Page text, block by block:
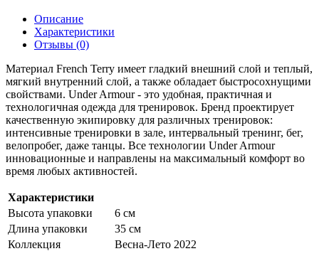
Описание
Характеристики
Отзывы (0)
Материал French Terry имеет гладкий внешний слой и теплый,
мягкий внутренний слой, а также обладает быстросохнущими
свойствами. Under Armour - это удобная, практичная и
технологичная одежда для тренировок. Бренд проектирует
качественную экипировку для различных тренировок:
интенсивные тренировки в зале, интервальный тренинг, бег,
велопробег, даже танцы. Все технологии Under Armour
инновационные и направлены на максимальный комфорт во
время любых активностей.
Характеристики
Высота упаковки
6 см
Длина упаковки
35 см
Коллекция
Весна-Лето 2022